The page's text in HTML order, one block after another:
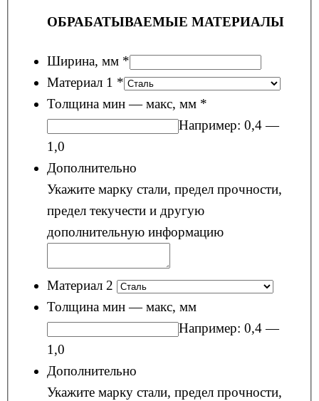
ОБРАБАТЫВАЕМЫЕ МАТЕРИАЛЫ
Ширина, мм *
Материал 1 *
Толщина мин — макс, мм *
Например: 0,4 —
1,0
Дополнительно
Укажите марку стали, предел прочности,
предел текучести и другую
дополнительную информацию
Материал 2
Толщина мин — макс, мм
Например: 0,4 —
1,0
Дополнительно
Укажите марку стали, предел прочности,